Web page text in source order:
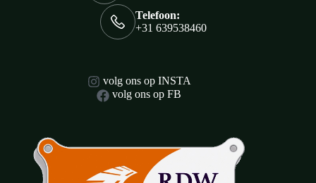
Telefoon:
+31 639538460
volg ons op INSTA
volg ons op FB